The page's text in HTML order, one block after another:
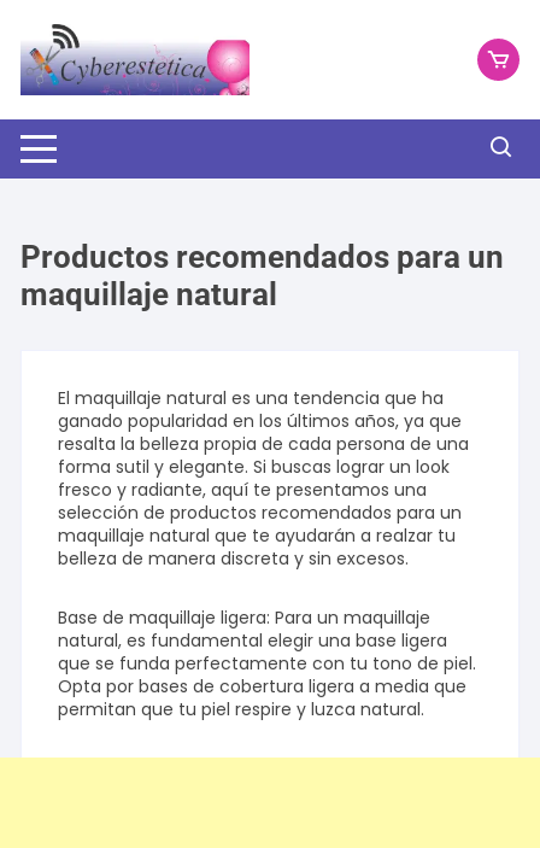
contenido
Productos recomendados para un
maquillaje natural
El maquillaje natural es una tendencia que ha
ganado popularidad en los últimos años, ya que
resalta la belleza propia de cada persona de una
forma sutil y elegante. Si buscas lograr un look
fresco y radiante, aquí te presentamos una
selección de productos recomendados para un
maquillaje natural que te ayudarán a realzar tu
belleza de manera discreta y sin excesos.
Base de maquillaje ligera: Para un maquillaje
natural, es fundamental elegir una base ligera
que se funda perfectamente con tu tono de piel.
Opta por bases de cobertura ligera a media que
permitan que tu piel respire y luzca natural.